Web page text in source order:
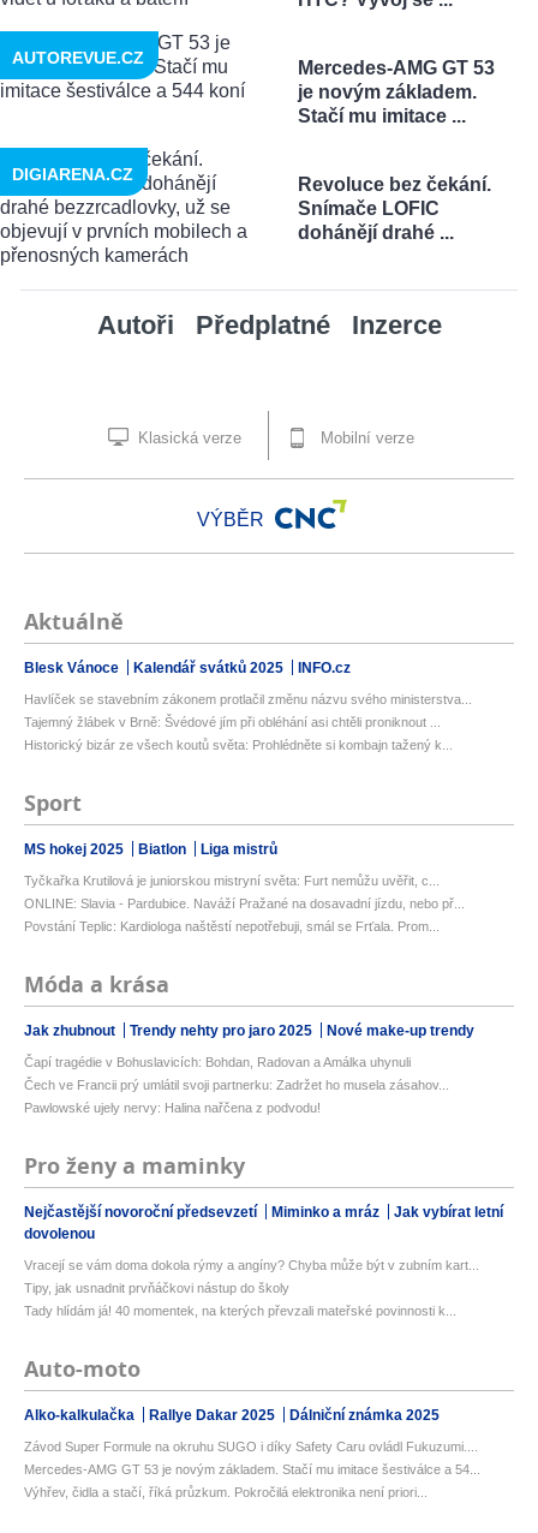
Mercedes-AMG GT 53
je novým základem.
Stačí mu imitace ...
AUTOREVUE.CZ
Revoluce bez čekání.
Snímače LOFIC
dohánějí drahé ...
DIGIARENA.CZ
Autoři Předplatné Inzerce
Klasická verze Mobilní verze
VÝBĚR
Aktuálně
Blesk Vánoce Kalendář svátků 2025 INFO.cz
Havlíček se stavebním zákonem protlačil změnu názvu svého ministerstva...
Tajemný žlábek v Brně: Švédové jím při obléhání asi chtěli proniknout ...
Historický bizár ze všech koutů světa: Prohlédněte si kombajn tažený k...
Sport
MS hokej 2025 Biatlon Liga mistrů
Tyčkařka Krutilová je juniorskou mistryní světa: Furt nemůžu uvěřit, c...
ONLINE: Slavia - Pardubice. Naváží Pražané na dosavadní jízdu, nebo př...
Povstání Teplic: Kardiologa naštěstí nepotřebuji, smál se Frťala. Prom...
Móda a krása
Jak zhubnout Trendy nehty pro jaro 2025 Nové make-up trendy
Čapí tragédie v Bohuslavicích: Bohdan, Radovan a Amálka uhynuli
Čech ve Francii prý umlátil svoji partnerku: Zadržet ho musela zásahov...
Pawlowské ujely nervy: Halina nařčena z podvodu!
Pro ženy a maminky
Nejčastější novoroční předsevzetí Miminko a mráz
Jak vybírat letní
dovolenou
Vracejí se vám doma dokola rýmy a angíny? Chyba může být v zubním kart...
Tipy, jak usnadnit prvňáčkovi nástup do školy
Tady hlídám já! 40 momentek, na kterých převzali mateřské povinnosti k...
Auto-moto
Alko-kalkulačka Rallye Dakar 2025 Dálniční známka 2025
Závod Super Formule na okruhu SUGO i díky Safety Caru ovládl Fukuzumi....
Mercedes-AMG GT 53 je novým základem. Stačí mu imitace šestiválce a 54...
Výhřev, čidla a stačí, říká průzkum. Pokročilá elektronika není priori...